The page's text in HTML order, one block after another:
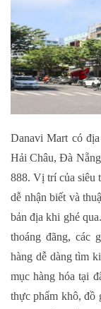
Danavi Mart có
Hải Châu, Đà
888. Vị trí của siêu
dễ nhận biết và
bản địa khi ghé
thoáng đãng, các
hàng dễ dàng tìm
mục hàng hóa tại
thực phẩm khô, đồ